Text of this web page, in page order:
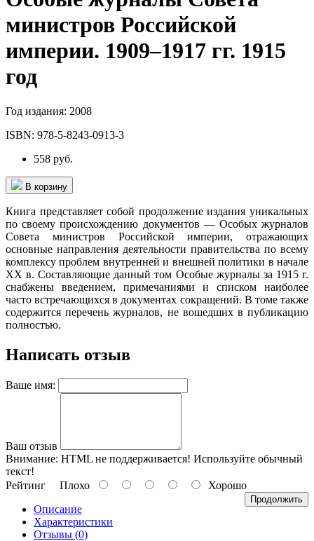
министров Российской
империи. 1909–1917 гг. 1915
год
Год издания: 2008
ISBN: 978-5-8243-0913-3
558 руб.
В корзину
Книга представляет собой продолжение издания уникальных
по своему происхождению документов — Особых журналов
Совета министров Российской империи, отражающих
основные направления деятельности правительства по всему
комплексу проблем внутренней и внешней политики в начале
XX в. Составляющие данный том Особые журналы за 1915 г.
снабжены введением, примечаниями и списком наиболее
часто встречающихся в документах сокращений. В томе также
содержится перечень журналов, не вошедших в публикацию
полностью.
Написать отзыв
Ваше имя:
Ваш отзыв
Внимание: HTML не поддерживается! Используйте обычный
текст!
Рейтинг Плохо Хорошо
Продолжить
Описание
Характеристики
Отзывы (0)